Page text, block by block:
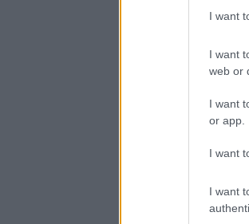
I want
I want
web or
I want
or app.
I want
I want